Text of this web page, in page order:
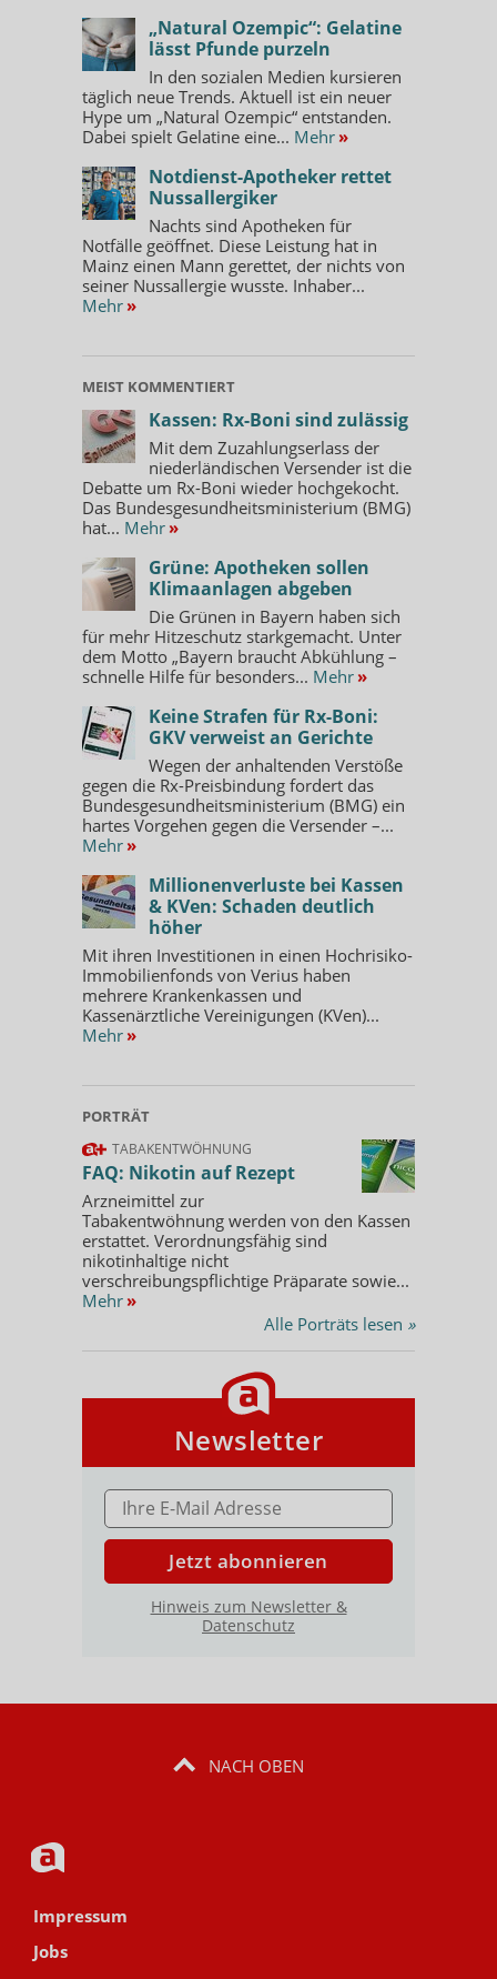
„Natural Ozempic“: Gelatine
lässt Pfunde purzeln
In den sozialen Medien kursieren
täglich neue Trends. Aktuell ist ein neuer
Hype um „Natural Ozempic“ entstanden.
Dabei spielt Gelatine eine... Mehr »
Notdienst-Apotheker rettet
Nussallergiker
Nachts sind Apotheken für
Notfälle geöffnet. Diese Leistung hat in
Mainz einen Mann gerettet, der nichts von
seiner Nussallergie wusste. Inhaber...
Mehr »
MEIST KOMMENTIERT
Kassen: Rx-Boni sind zulässig
Mit dem Zuzahlungserlass der
niederländischen Versender ist die
Debatte um Rx-Boni wieder hochgekocht.
Das Bundesgesundheitsministerium (BMG)
hat... Mehr »
Grüne: Apotheken sollen
Klimaanlagen abgeben
Die Grünen in Bayern haben sich
für mehr Hitzeschutz starkgemacht. Unter
dem Motto „Bayern braucht Abkühlung –
schnelle Hilfe für besonders... Mehr »
Keine Strafen für Rx-Boni:
GKV verweist an Gerichte
Wegen der anhaltenden Verstöße
gegen die Rx-Preisbindung fordert das
Bundesgesundheitsministerium (BMG) ein
hartes Vorgehen gegen die Versender –...
Mehr »
Millionenverluste bei Kassen
& KVen: Schaden deutlich
höher
Mit ihren Investitionen in einen Hochrisiko-
Immobilienfonds von Verius haben
mehrere Krankenkassen und
Kassenärztliche Vereinigungen (KVen)...
Mehr »
PORTRÄT
TABAKENTWÖHNUNG
FAQ: Nikotin auf Rezept
Arzneimittel zur
Tabakentwöhnung werden von den Kassen
erstattet. Verordnungsfähig sind
nikotinhaltige nicht
verschreibungspflichtige Präparate sowie...
Mehr »
Alle Porträts lesen »
Newsletter
E-MAIL ADRESSE
Jetzt abonnieren
Hinweis zum Newsletter &
Datenschutz
NACH OBEN
Impressum
Jobs